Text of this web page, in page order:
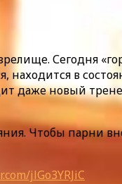
Сегодня
в
даже новый
Чтобы парни
jlGo3YRJiC